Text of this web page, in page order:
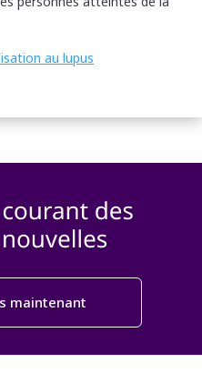
au lupus
maintenant